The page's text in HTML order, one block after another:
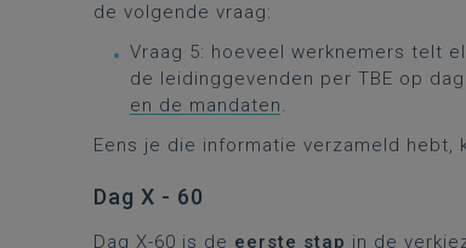
de volgende vraag:
Vraag 5: hoeveel werknemers telt
de leidinggevenden per TBE op
en de mandaten.
Eens je die informatie verzameld hebt,
Dag X - 60
Dag X-60 is de eerste stap in de